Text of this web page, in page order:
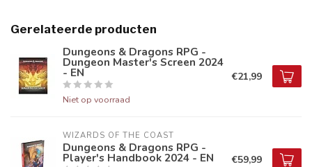
Gerelateerde producten
Dungeons & Dragons RPG -
Dungeon Master's Screen 2024
- EN
Niet op voorraad
€21,99
WIZARDS OF THE COAST
Dungeons & Dragons RPG -
Player's Handbook 2024 - EN €59,99